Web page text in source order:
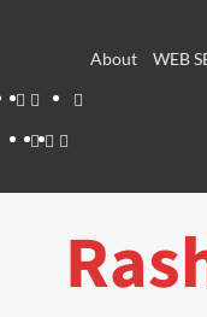
About
WEB
About
WEB
SERIES
Dehradun
LifePlaces
सम्पर्क